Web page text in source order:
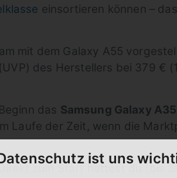
einsortieren können – das
mit dem Galaxy A55
des Herstellers bei 379 €
das Samsung Galaxy
Laufe der Zeit, wenn die
zum Start hattest du (bis
ist uns